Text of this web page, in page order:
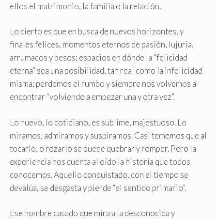
ellos el matrimonio, la familia o la relación.
Lo cierto es que en busca de nuevos horizontes, y
finales felices, momentos eternos de pasión, lujuria,
arrumacos y besos; espacios en dónde la “felicidad
eterna” sea una posibilidad, tan real como la infelicidad
misma; perdemos el rumbo y siempre nos volvemos a
encontrar “volviendo a empezar una y otra vez”.
Lo nuevo, lo cotidiano, es sublime, majestuoso. Lo
miramos, admiramos y suspiramos.Casi tememos que al
tocarlo, o rozarlo se puede quebrar y romper. Pero la
experiencia nos cuenta al oído la historia que todos
conocemos. Aquello conquistado, con el tiempo se
devalúa, se desgasta y pierde “el sentido primario”.
Ese hombre casado que mira a la desconocida y